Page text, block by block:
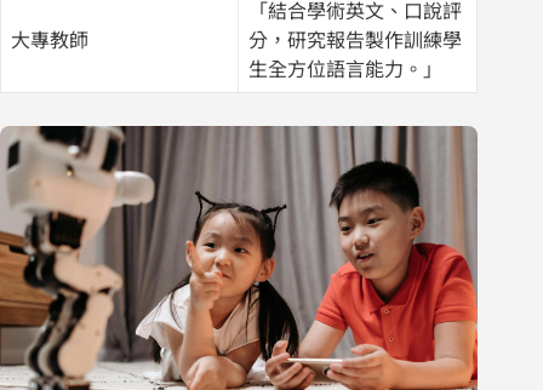
大專教師
「結合學術英文、口說評
分，研究報告製作訓練學
生全方位語言能力。」